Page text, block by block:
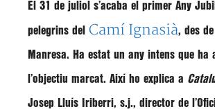
El 31 de juliol s’acaba el primer Any
pelegrins del Camí Ignasià, des
Manresa. Ha estat un any intens que ha
l’objectiu marcat. Així ho explica a
Josep Lluís Iriberri, s.j., director de